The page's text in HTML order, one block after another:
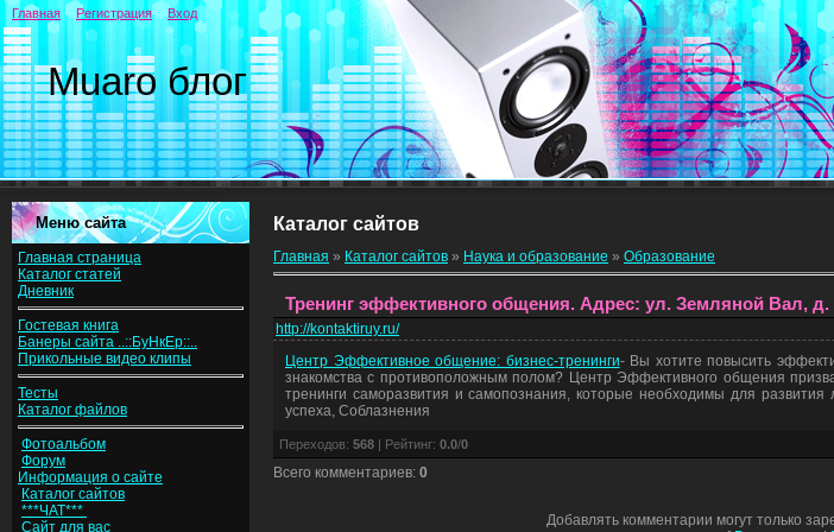
Muaro блог
Главная Регистрация Вход
Меню сайта
Главная страница
Каталог статей
Дневник
Гостевая книга
Банеры сайта ..::БуНкЕр::..
Прикольные видео клипы
Тесты
Каталог файлов
Фотоальбом
Форум
Информация о сайте
Каталог сайтов
***ЧАТ***
Сайт для вас
Каталог сайтов
Главная » Каталог сайтов » Наука и образование » Образование
Тренинг эффективного общения. Адрес: ул. Земляной Вал, д.
http://kontaktiruy.ru/
Центр Эффективное общение: бизнес-тренинги- Вы хотите повысить
знакомства с противоположным полом? Центр Эффективного общения
тренинги саморазвития и самопознания, которые необходимы для
успеха, Соблазнения
Переходов: 568 | Рейтинг: 0.0/0
Всего комментариев: 0
Добавлять комментарии могут только